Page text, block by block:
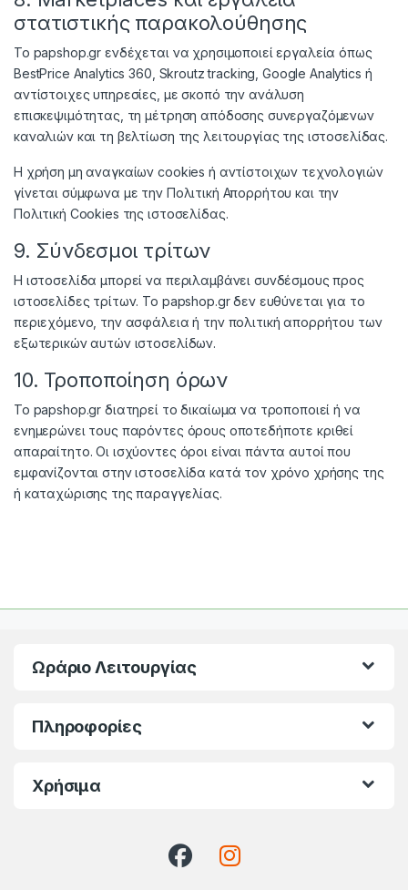
στατιστικής παρακολούθησης
Το papshop.gr ενδέχεται να χρησιμοποιεί εργαλεία όπως
BestPrice Analytics 360, Skroutz tracking, Google Analytics ή
αντίστοιχες υπηρεσίες, με σκοπό την ανάλυση
επισκεψιμότητας, τη μέτρηση απόδοσης συνεργαζόμενων
καναλιών και τη βελτίωση της λειτουργίας της ιστοσελίδας.
Η χρήση μη αναγκαίων cookies ή αντίστοιχων τεχνολογιών
γίνεται σύμφωνα με την Πολιτική Απορρήτου και την
Πολιτική Cookies της ιστοσελίδας.
9. Σύνδεσμοι τρίτων
Η ιστοσελίδα μπορεί να περιλαμβάνει συνδέσμους προς
ιστοσελίδες τρίτων. Το papshop.gr δεν ευθύνεται για το
περιεχόμενο, την ασφάλεια ή την πολιτική απορρήτου των
εξωτερικών αυτών ιστοσελίδων.
10. Τροποποίηση όρων
Το papshop.gr διατηρεί το δικαίωμα να τροποποιεί ή να
ενημερώνει τους παρόντες όρους οποτεδήποτε κριθεί
απαραίτητο. Οι ισχύοντες όροι είναι πάντα αυτοί που
εμφανίζονται στην ιστοσελίδα κατά τον χρόνο χρήσης της
ή καταχώρισης της παραγγελίας.
Ωράριο Λειτουργίας
Πληροφορίες
Χρήσιμα